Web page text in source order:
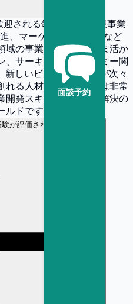
面談予約
される領域です。新規事業
、マーケティング戦略など
域の事業開発にそのまま活か
、サーキュラーエコノミー関
新しいビジネスモデルが次々
れる人材」へのニーズは非常
開発スキルを社会課題解決の
ドです。
が評価されやすいですか？